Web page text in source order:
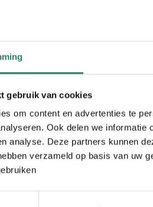
gebruik van cookies
om content en advertenties te
Ook delen we
analyse. Deze partners kunnen
verzameld op basis van uw
hak de